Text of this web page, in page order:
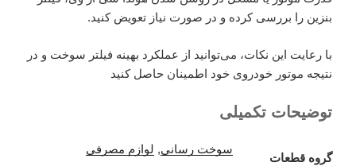
بنزین را بررسی کرده و در صورت نیاز تعویض کنید.
با رعایت این نکات، می‌توانید از عملکرد بهینه فیلتر سوخت و در
نتیجه موتور خودروی خود اطمینان حاصل کنید
توضیحات تکمیلی
گروه قطعات
سوخت رسانی, لوازم مصرفی